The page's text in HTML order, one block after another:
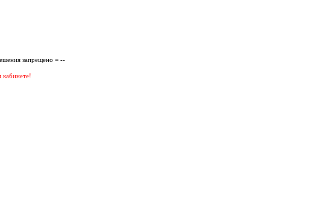
запрещено = --
кабинете!